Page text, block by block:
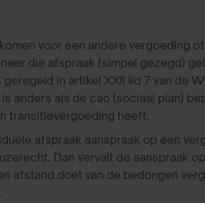
voor een andere vergoeding
die afspraak (simpel gezegd)
in artikel XXII lid 7 van de
anders als de cao (sociaal plan)
transitievergoeding heeft.
afspraak aanspraak op een
Dan vervalt de aanspraak
afstand doet van de bedongen